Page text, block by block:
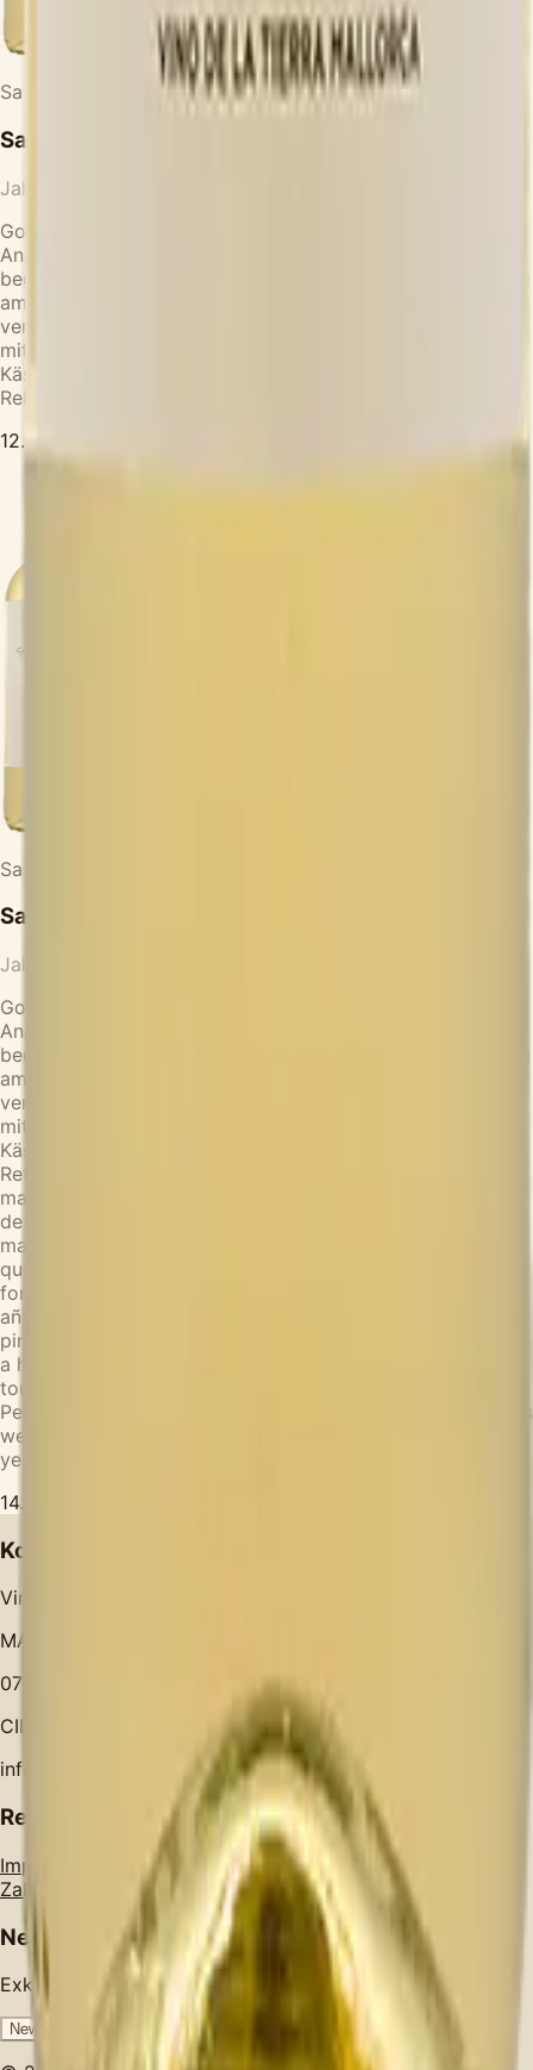
Sa CaRo Vilafranca
Sa CaRo Blanco Cuvee
Jahrgang
Goldene Reflexe, strohgelb. Ein fruchtiger Reigen aus
Ananas, Mandarine, Clementine und Weinbergpfirsich,
begleitet von einem Hauch von Marzipan. Frisch und saftig
am Gaumen, mit einem Hauch von Marzipan und einem
verlockenden Abgang von Ahornsirup. Passt perfekt zu
mittelreifem Käse wie Gouda oder Emmentaler, sowie zu
Käsefondue und Raclette. Lagerpotential von 2-3 Jahren.
Rebsorten: Sauvignon Blanc, Parellada.
12.50
Sa CaRo
Sa Ca Ro Sauvignon Blanc
Jahrgang
Goldene Reflexe, strohgelb. Ein fruchtiger Reigen aus
Ananas, Mandarine, Clementine und Weinbergpfirsich,
begleitet von einem Hauch von Marzipan. Frisch und saftig
am Gaumen, mit einem Hauch von Marzipan und einem
verlockenden Abgang von Ahornsirup. Passt perfekt zu
mittelreifem Käse wie Gouda oder Emmentaler, sowie zu
Käsefondue und Raclette. Lagerpotential von 2-3 Jahren.
Reflejos dorados, amarillo paja. Una danza frutal de piña,
mandarina, clementina y melocotón de viña, con un toque
de mazapán. Fresco y jugoso en boca, con un toque de
mazapán y un seductor final de sirope de arce. Ideal con
quesos semimaduros como Gouda o Emmental, así como
fondue de queso y raclette. Potencial de guarda de 2-3
años. Golden reflections, straw yellow. A fruity dance of
pineapple, tangerine, clementine, and vineyard peach, with
a hint of marzipan. Fresh and juicy on the palate, with a
touch of marzipan and a tantalizing finish of maple syrup.
Perfect with semi-ripe cheeses like Gouda or Emmental, as
well as cheese fondue and raclette. Agingpotential of 2-3
years.
14.00
Kontakt
Vino de la Isla
MA 15, Salida 20
07210 Algaida
CIF: B16545972
info@isla.wine
Rechtliches
Impressum Widerruf Versand &
Zahlung
Datenschutz Cookie-Richtlinie & Einstellungen
Newsletter
Exklusive Angebote und Event-Updates per E-Mail.
Newsletter abonnieren